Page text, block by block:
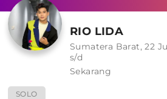
RIO LIDA
Sumatera Barat, 22
s/d
Sekarang
SOLO